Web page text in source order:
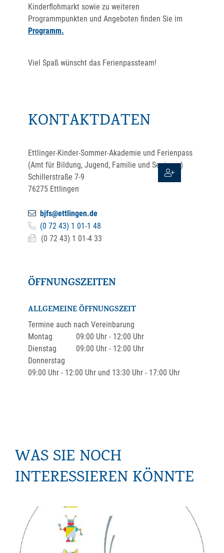
Kinderflohmarkt sowie zu weiteren
Programmpunkten und Angeboten finden Sie im
Programm.
Viel Spaß wünscht das Ferienpassteam!
KONTAKTDATEN
Ettlinger-Kinder-Sommer-Akademie und Ferienpass
(Amt für Bildung, Jugend, Familie und Senioren)
Schillerstraße 7-9
76275 Ettlingen
bjfs@ettlingen.de
(0 72 43) 1 01-1 48
(0 72 43) 1 01-4 33
ÖFFNUNGSZEITEN
ALLGEMEINE ÖFFNUNGSZEIT
Termine auch nach Vereinbarung
Montag
09:00 Uhr - 12:00 Uhr
Dienstag
09:00 Uhr - 12:00 Uhr
Donnerstag
09:00 Uhr - 12:00 Uhr und 13:30 Uhr - 17:00 Uhr
WAS SIE NOCH
INTERESSIEREN KÖNNTE